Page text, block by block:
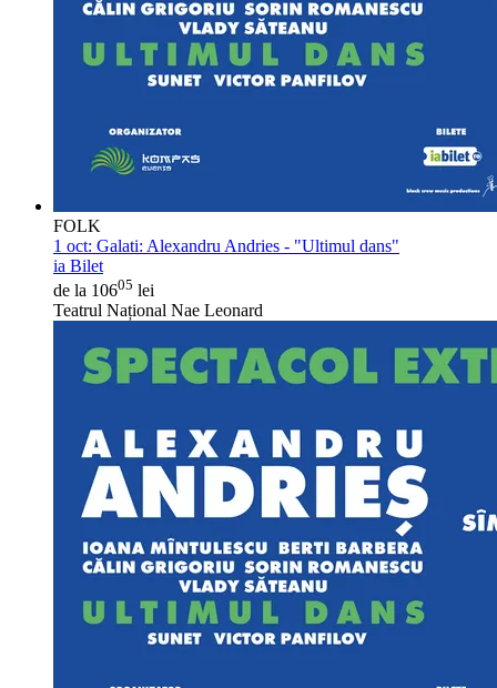
FOLK
1 oct: Galati: Alexandru Andries - "Ultimul dans"
ia Bilet
de la 10605 lei
Teatrul Național Nae Leonard